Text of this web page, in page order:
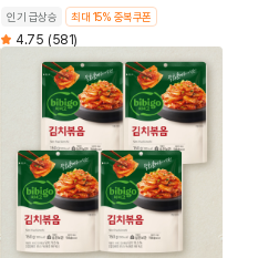
인기 급상승 최대 15% 중복쿠폰
4.75 (581)